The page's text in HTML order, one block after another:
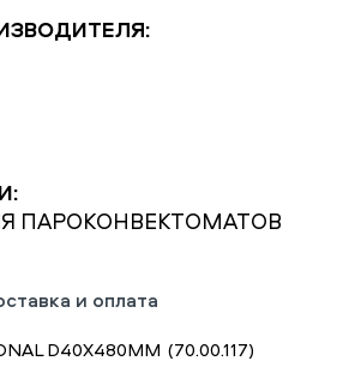
ПАРОКОНВЕКТОМАТОВ
и оплата
D40X480MM (70.00.117)